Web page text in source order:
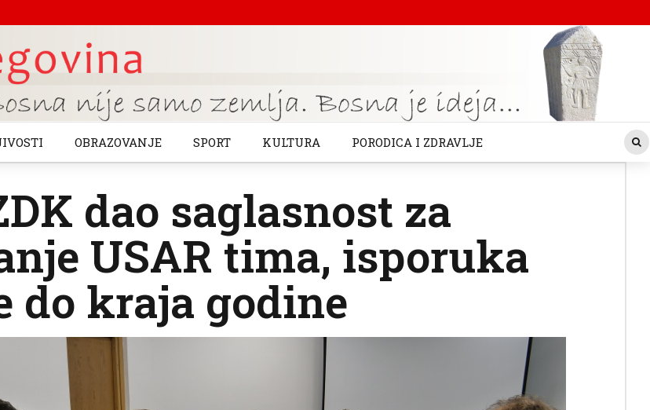
OBRAZOVANJE SPORT KULTURA PORODICA I ZDRAVLJE
dao saglasnost za
USAR tima, isporuka
do kraja godine